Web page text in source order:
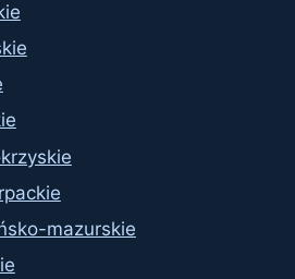
mazurskie